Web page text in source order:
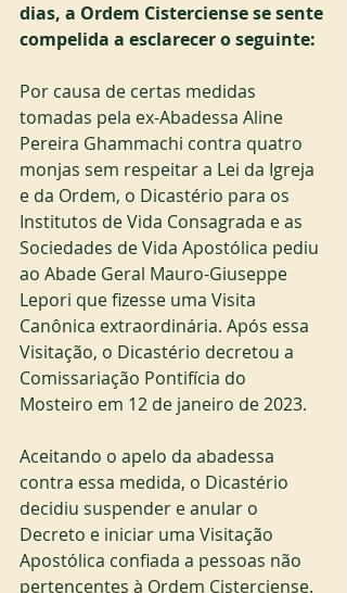
dias, a Ordem Cisterciense se sente
compelida a esclarecer o seguinte:
Por causa de certas medidas
tomadas pela ex-Abadessa Aline
Pereira Ghammachi contra quatro
monjas sem respeitar a Lei da Igreja
e da Ordem, o Dicastério para os
Institutos de Vida Consagrada e as
Sociedades de Vida Apostólica pediu
ao Abade Geral Mauro-Giuseppe
Lepori que fizesse uma Visita
Canônica extraordinária. Após essa
Visitação, o Dicastério decretou a
Comissariação Pontifícia do
Mosteiro em 12 de janeiro de 2023.
Aceitando o apelo da abadessa
contra essa medida, o Dicastério
decidiu suspender e anular o
Decreto e iniciar uma Visitação
Apostólica confiada a pessoas não
pertencentes à Ordem Cisterciense.